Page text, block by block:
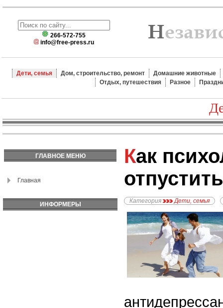
266-572-755
info@free-press.ru
Дети, семья Дом, строительство, ремонт
Домашние животные
Отдых, путешествия
Разное
ГЛАВНОЕ МЕНЮ
Главная
ИНФОРМЕРЫ
Как психологически
Категория Дети, семья